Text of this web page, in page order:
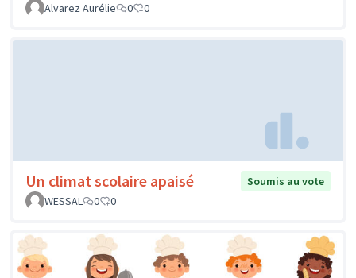
Alvarez Aurélie
0 0
Un climat scolaire apaisé
Soumis au vote
WESSAL
0 0